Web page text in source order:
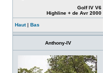
Golf IV V6
Highline + de Avr 2000
Haut| Bas
Anthony-IV